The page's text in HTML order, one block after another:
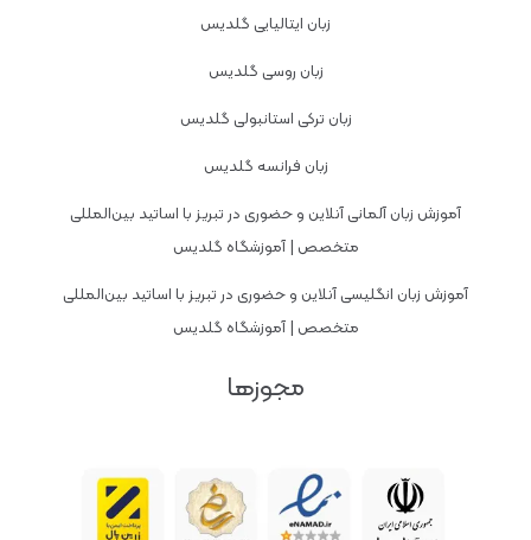
زبان ایتالیایی گلدیس
زبان روسی گلدیس
زبان ترکی استانبولی گلدیس
زبان فرانسه گلدیس
آموزش زبان آلمانی آنلاین و حضوری در تبریز با اساتید بین‌المللی
متخصص | آموزشگاه گلدیس
آموزش زبان انگلیسی آنلاین و حضوری در تبریز با اساتید بین‌المللی
متخصص | آموزشگاه گلدیس
مجوزها